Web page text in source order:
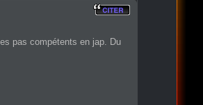
pas compétents en jap. Du